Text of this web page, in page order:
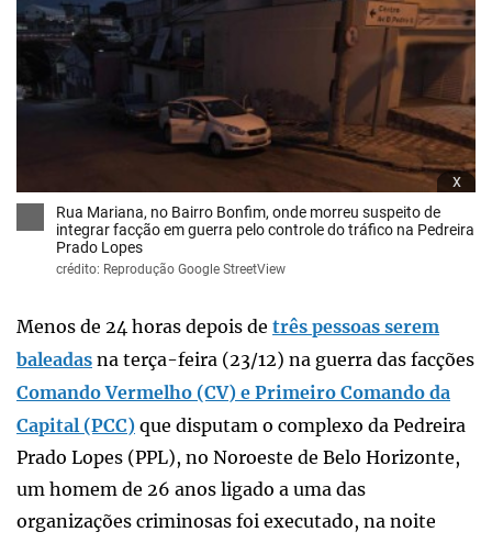
x
Rua Mariana, no Bairro Bonfim, onde morreu suspeito de
integrar facção em guerra pelo controle do tráfico na Pedreira
Prado Lopes
crédito: Reprodução Google StreetView
Menos de 24 horas depois de três pessoas serem
baleadas na terça-feira (23/12) na guerra das facções
Comando Vermelho (CV) e Primeiro Comando da
Capital (PCC) que disputam o complexo da Pedreira
Prado Lopes (PPL), no Noroeste de Belo Horizonte,
um homem de 26 anos ligado a uma das
organizações criminosas foi executado, na noite